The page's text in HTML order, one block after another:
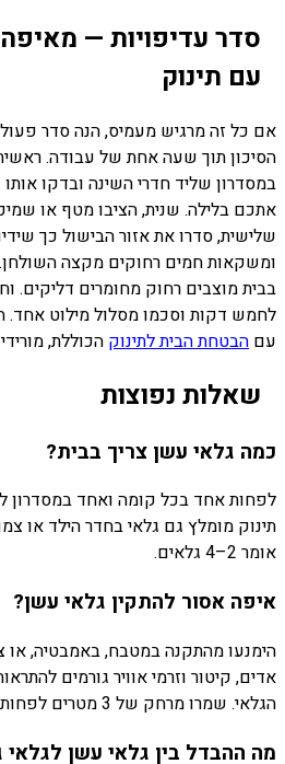
סדר עדיפויות —
עם תינוק
אם כל זה מרגיש מעמיס, הנה סדר
הסיכון תוך שעה אחת של עבודה.
במסדרון שליד חדרי השינה ובדקו
אתכם בלילה. שנית, הציבו מטף או
שלישית, סדרו את אזור הבישול כך
ומשקאות חמים רחוקים מקצה השולחן.
בבית מוצבים רחוק מחומרים דליקים.
לחמש דקות וסכמו מסלול מילוט
עם הבטחת הבית לתינוק הכוללת,
שאלות נפוצות
כמה גלאי עשן צריך בבית?
לפחות אחד בכל קומה ואחד במסדרון
תינוק מומלץ גם גלאי בחדר הילד או
אומר 2–4 גלאים.
איפה אסור להתקין גלאי עשן?
הימנעו מהתקנה במטבח, באמבטיה, או
אדים, קיטור וזרמי אוויר גורמים
הגלאי. שמרו מרחק של 3 מטרים לפחות מהכיריים.
מה ההבדל בין גלאי עשן לגלאי